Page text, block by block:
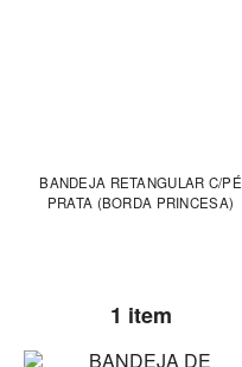
BANDEJA RETANGULAR C/PÉ
PRATA (BORDA PRINCESA)
1 item